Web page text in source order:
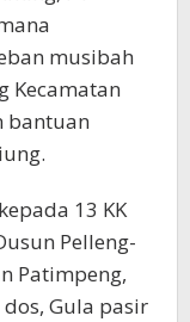
musibah
Kecamatan
bantuan
13 KK
Pelleng-
Patimpeng,
Gula pasir